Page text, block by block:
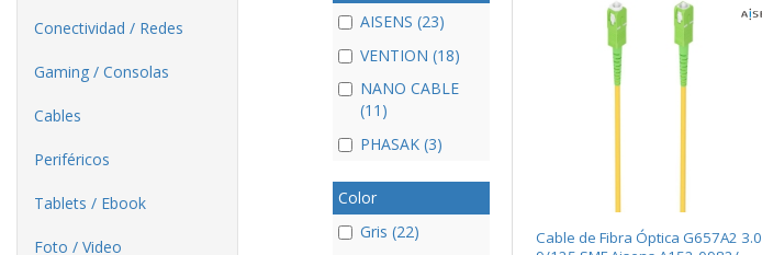
Conectividad / Redes
Gaming / Consolas
Cables
Periféricos
Tablets / Ebook
Foto / Video
AISENS (23)
VENTION (18)
NANO CABLE
(11)
PHASAK (3)
Color
Gris (22)
Cable de Fibra Óptica G657A2 3.0